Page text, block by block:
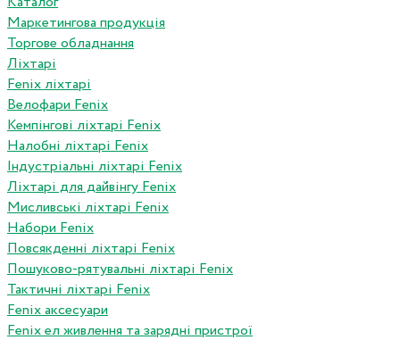
Маркетингова продукція
Торгове обладнання
Ліхтарі
Fenix ліхтарі
Велофари Fenix
Кемпінгові ліхтарі Fenix
Налобні ліхтарі Fenix
Індустріальні ліхтарі Fenix
Ліхтарі для дайвінгу Fenix
Мисливські ліхтарі Fenix
Набори Fenix
Повсякденні ліхтарі Fenix
Пошуково-рятувальні ліхтарі Fenix
Тактичні ліхтарі Fenix
Fenix аксесуари
Fenix ел живлення та зарядні пристрої